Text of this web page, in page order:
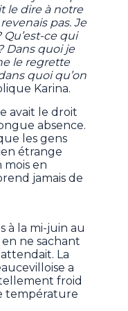
le dire à notre
pas. Je
ce qui
Dans quoi je
le regrette
quoi qu’on
Karina.
avait le droit
absence.
les gens
étrange
mois en
jamais de
à la mi-juin au
ne sachant
La
a
froid
température